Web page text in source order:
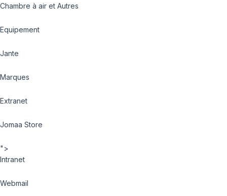
Chambre à air et Autres
Equipement
Jante
Marques
Extranet
Jomaa Store
">
Intranet
Webmail